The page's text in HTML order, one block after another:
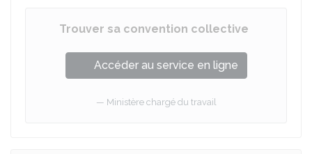
Trouver sa convention collective
Accéder au service en ligne
Ministère chargé du travail